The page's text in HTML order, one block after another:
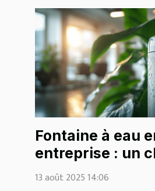
Fontaine à eau
entreprise : un
écologique et
13 août 2025 14:06